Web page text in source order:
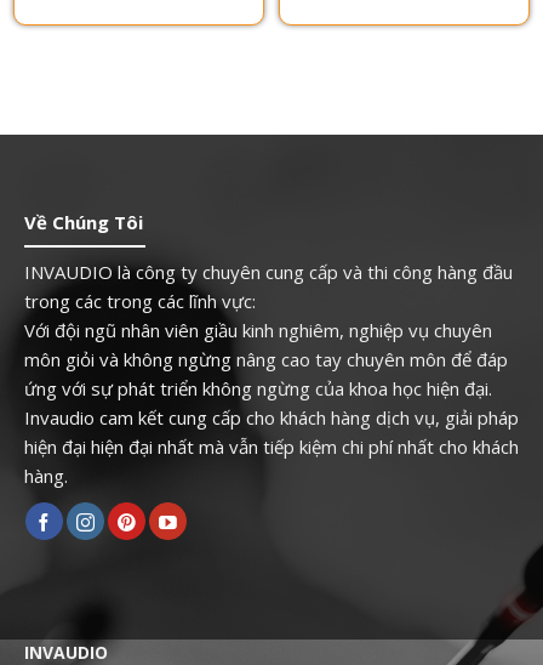
Về Chúng Tôi
INVAUDIO là công ty chuyên cung cấp và thi công hàng đầu
trong các trong các lĩnh vực:
Với đội ngũ nhân viên giầu kinh nghiêm, nghiệp vụ chuyên
môn giỏi và không ngừng nâng cao tay chuyên môn để đáp
ứng với sự phát triển không ngừng của khoa học hiện đại.
Invaudio cam kết cung cấp cho khách hàng dịch vụ, giải pháp
hiện đại hiện đại nhất mà vẫn tiếp kiệm chi phí nhất cho khách
hàng.
INVAUDIO